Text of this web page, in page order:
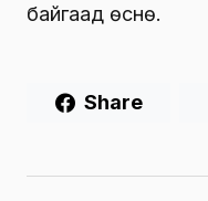
байгаад өснө.
Share